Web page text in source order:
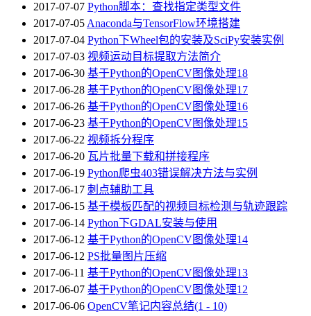
2017-07-07 Python脚本：查找指定类型文件
2017-07-05 Anaconda与TensorFlow环境搭建
2017-07-04 Python下Wheel包的安装及SciPy安装实例
2017-07-03 视频运动目标提取方法简介
2017-06-30 基于Python的OpenCV图像处理18
2017-06-28 基于Python的OpenCV图像处理17
2017-06-26 基于Python的OpenCV图像处理16
2017-06-23 基于Python的OpenCV图像处理15
2017-06-22 视频拆分程序
2017-06-20 瓦片批量下载和拼接程序
2017-06-19 Python爬虫403错误解决方法与实例
2017-06-17 刺点辅助工具
2017-06-15 基于模板匹配的视频目标检测与轨迹跟踪
2017-06-14 Python下GDAL安装与使用
2017-06-12 基于Python的OpenCV图像处理14
2017-06-12 PS批量图片压缩
2017-06-11 基于Python的OpenCV图像处理13
2017-06-07 基于Python的OpenCV图像处理12
2017-06-06 OpenCV笔记内容总结(1 - 10)